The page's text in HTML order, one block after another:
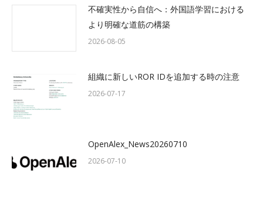
不確実性から自信へ：外国語学習における
より明確な道筋の構築
2026-08-05
組織に新しいROR IDを追加する時の注意
2026-07-17
OpenAlex_News20260710
2026-07-10